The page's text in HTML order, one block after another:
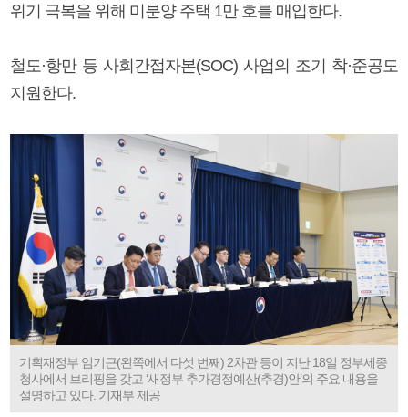
위기 극복을 위해 미분양 주택 1만 호를 매입한다.
철도·항만 등 사회간접자본(SOC) 사업의 조기 착·준공도
지원한다.
기획재정부 임기근(왼쪽에서 다섯 번째) 2차관 등이 지난 18일 정부세종
청사에서 브리핑을 갖고 ‘새정부 추가경정예산(추경)안’의 주요 내용을
설명하고 있다. 기재부 제공